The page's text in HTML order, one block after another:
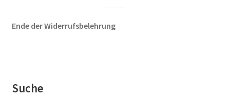
Ende der Widerrufsbelehrung
Suche